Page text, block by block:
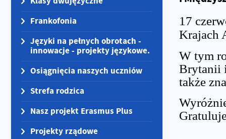
Frankofonia
Języki na pełnych obrotach -
innowacje - projekty językowe.
Osiągnięcia naszych uczniów
Strefa rodzica
Nasz projekt Erasmus Plus
Projekty rządowe
17
Krajach
W tym
Brytanii
także